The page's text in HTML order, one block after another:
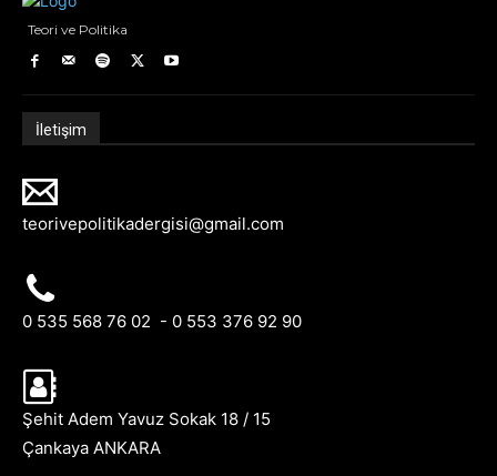
Teori ve Politika
İletişim
teorivepolitikadergisi@gmail.com
0 535 568 76 02 - 0 553 376 92 90
Şehit Adem Yavuz Sokak 18 / 15
Çankaya ANKARA